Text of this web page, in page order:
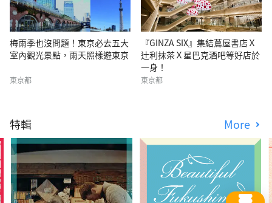
梅雨季也沒問題！東京必去五大
室內觀光景點，雨天照樣遊東京
東京都
『GINZA SIX』集結蔦屋書店Ｘ
辻利抹茶Ｘ星巴克酒吧等好店於
一身！
東京都
特輯 More